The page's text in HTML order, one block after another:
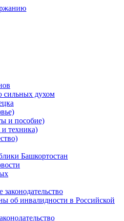
сильных духом
и пособие)
техника)
Башкортостан
об инвалидности в Российской